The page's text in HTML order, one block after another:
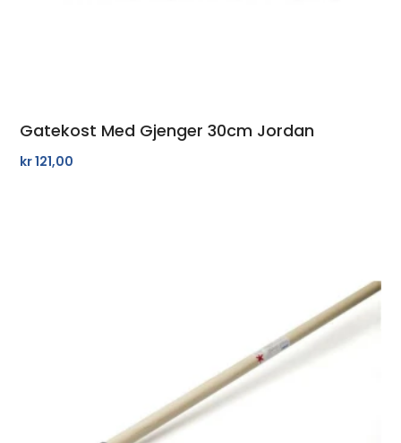
Gatekost Med Gjenger 30cm Jordan
kr121,00